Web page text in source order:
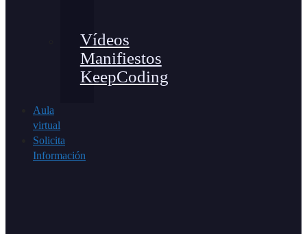
Vídeos
Manifiestos
KeepCoding
Aula
virtual
Solicita
Información